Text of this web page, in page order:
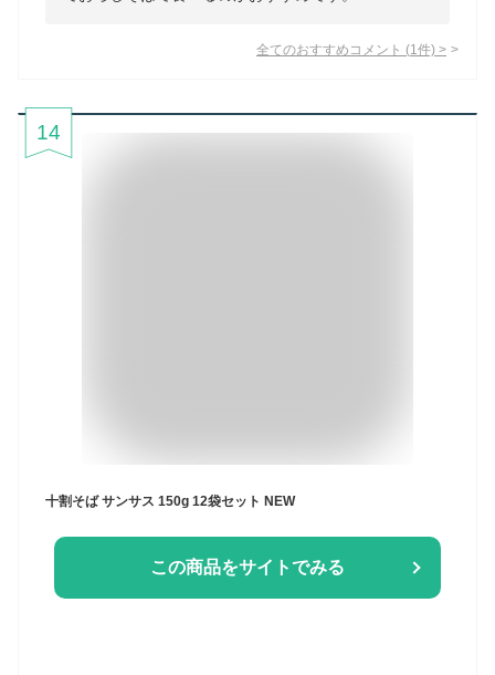
全てのおすすめコメント (1 件) >
14
十割そば サンサス 150g 12袋セット NEW
この商品をサイトでみる